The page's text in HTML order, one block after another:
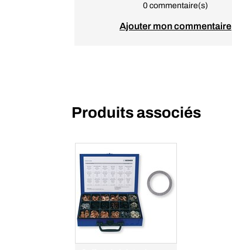
0 commentaire(s)
Ajouter mon commentaire
Produits associés